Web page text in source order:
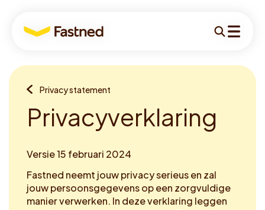
Voor
Zakelijk
Snelladen
Over ons
Zoeken
Menu
Je
hier:
Voor autorijders
Privacy statement
Privacyverklaring
Versie 15 februari 2024
Fastned neemt jouw privacy serieus en zal
jouw persoonsgegevens op een zorgvuldige
manier verwerken. In deze verklaring leggen